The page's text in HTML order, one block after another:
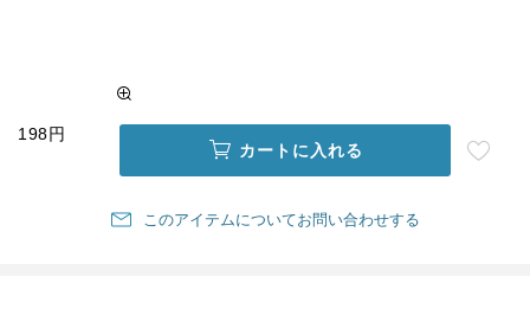
198円
カートに入れる
このアイテムについてお問い合わせする